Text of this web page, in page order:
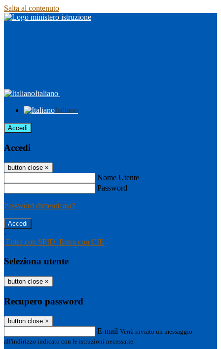
Salta al contenuto
Italiano
Italiano
Accedi
Accedi
button close ×
Nome Utente
Password
Password dimenticata?
-
Entra con SPID Entra con CIE
Seleziona utente
button close ×
Recupero password
button close ×
E-mail Verrà inviato un messaggio
all'indirizzo indicato con le istruzioni necessarie.